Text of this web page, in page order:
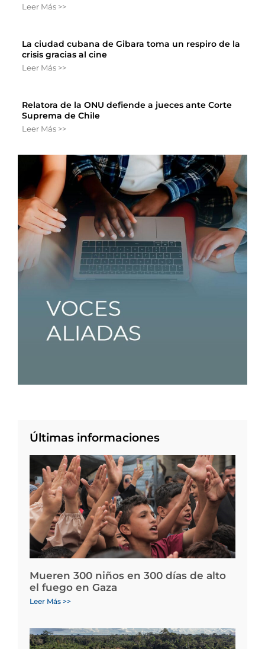
Leer Más >>
La ciudad cubana de Gibara toma un respiro de la
crisis gracias al cine
Leer Más >>
Relatora de la ONU defiende a jueces ante Corte
Suprema de Chile
Leer Más >>
Últimas informaciones
Mueren 300 niños en 300 días de alto
el fuego en Gaza
Leer Más >>